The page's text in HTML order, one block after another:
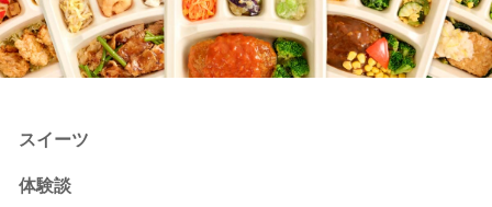
スイーツ
体験談